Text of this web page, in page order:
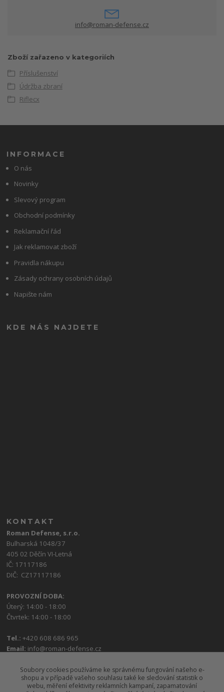
info@roman-defense.cz
Zboží zařazeno v kategoriích
Příslušenství
Údržba zbraní
Riflecx
INFORMACE
O nás
Novinky
Slevový program
Obchodní podmínky
Reklamační řád
Jak reklamovat zboží
Pravidla nákupu
Zásady ochrany osobních údajů
Napište nám
KDE NÁS NAJDETE
KONTAKT
Roman Defense, s.r.o.
Bulharská 1048/37
405 02 Děčín VI-Letná
IČ: 17117186
DIČ: CZ17117186
PROVOZNÍ DOBA:
Úterý: 14:00 - 18:00
Čtvrtek: 14:00 - 18:00
Tel.:+420 608 686 965
Email: info@roman-defense.cz
Soubory cookies používáme ke správnému fungování našeho e-
shopu a v případě vašeho souhlasu také ke sledování statistik o
webu, měření efektivity reklamních kampaní, zapamatování